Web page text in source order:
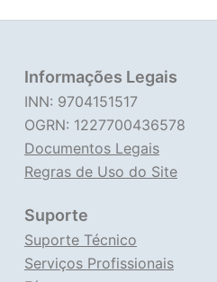
Informações Legais
INN: 9704151517
OGRN: 1227700436578
Documentos Legais
Regras de Uso do Site
Suporte
Suporte Técnico
Serviços Profissionais